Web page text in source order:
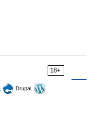
18+
Drupal,